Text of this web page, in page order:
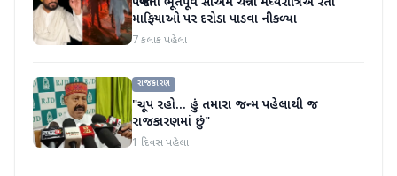
માફિયાઓ પર દરોડા પાડવા નીકળ્યા
7 કલાક પહેલા
રાજકારણ
"ચૂપ રહો... હું તમારા જન્મ પહેલાથી જ
રાજકારણમાં છું"
1 દિવસ પહેલા